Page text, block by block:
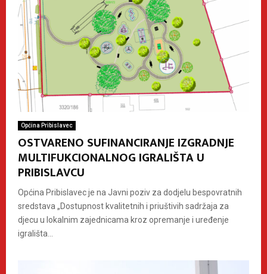
Općina Pribislavec
OSTVARENO SUFINANCIRANJE IZGRADNJE
MULTIFUKCIONALNOG IGRALIŠTA U
PRIBISLAVCU
Općina Pribislavec je na Javni poziv za dodjelu bespovratnih
sredstava „Dostupnost kvalitetnih i priuštivih sadržaja za
djecu u lokalnim zajednicama kroz opremanje i uređenje
igrališta...